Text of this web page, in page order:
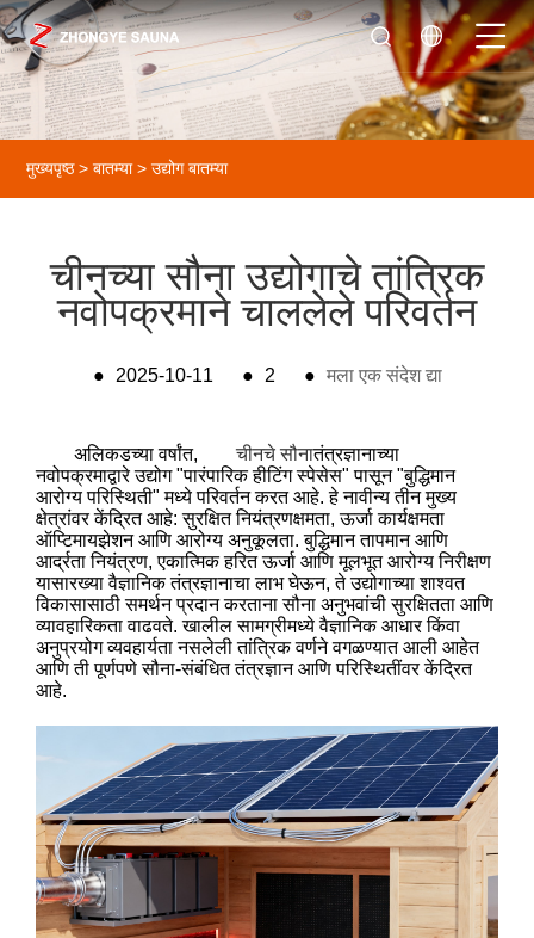
मुख्यपृष्ठ > बातम्या>उद्योग बातम्या
चीनच्या सौना उद्योगाचे तांत्रिक
नवोपक्रमाने चाललेले परिवर्तन
● 2025-10-11 ● 2 ● मला एक संदेश द्या
अलिकडच्या वर्षांत, चीनचे सौनातंत्रज्ञानाच्या
नवोपक्रमाद्वारे उद्योग "पारंपारिक हीटिंग स्पेसेस" पासून "बुद्धिमान
आरोग्य परिस्थिती" मध्ये परिवर्तन करत आहे. हे नावीन्य तीन मुख्य
क्षेत्रांवर केंद्रित आहे: सुरक्षित नियंत्रणक्षमता, ऊर्जा कार्यक्षमता
ऑप्टिमायझेशन आणि आरोग्य अनुकूलता. बुद्धिमान तापमान आणि
आर्द्रता नियंत्रण, एकात्मिक हरित ऊर्जा आणि मूलभूत आरोग्य निरीक्षण
यासारख्या वैज्ञानिक तंत्रज्ञानाचा लाभ घेऊन, ते उद्योगाच्या शाश्वत
विकासासाठी समर्थन प्रदान करताना सौना अनुभवांची सुरक्षितता आणि
व्यावहारिकता वाढवते. खालील सामग्रीमध्ये वैज्ञानिक आधार किंवा
अनुप्रयोग व्यवहार्यता नसलेली तांत्रिक वर्णने वगळण्यात आली आहेत
आणि ती पूर्णपणे सौना-संबंधित तंत्रज्ञान आणि परिस्थितींवर केंद्रित
आहे.